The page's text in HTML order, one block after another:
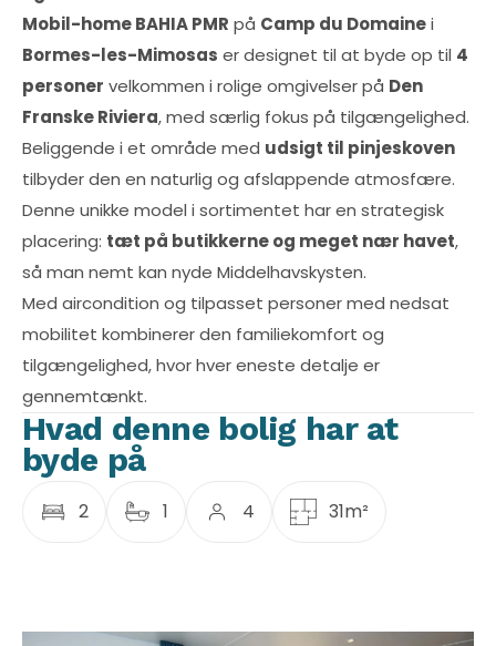
Mobil-home BAHIA PMR på Camp du Domainei
Bormes-les-Mimosas er designet til at byde op til 4
personer velkommen i rolige omgivelser på Den
Franske Riviera, med særlig fokus på tilgængelighed.
Beliggende i et område med udsigt til pinjeskoven
tilbyder den en naturlig og afslappende atmosfære.
Denne unikke model i sortimentet har en strategisk
placering: tæt på butikkerne og meget nær havet,
så man nemt kan nyde Middelhavskysten.
Med aircondition og tilpasset personer med nedsat
mobilitet kombinerer den familiekomfort og
tilgængelighed, hvor hver eneste detalje er
gennemtænkt.
Hvad denne bolig har at
byde på
2 1 4 31m²